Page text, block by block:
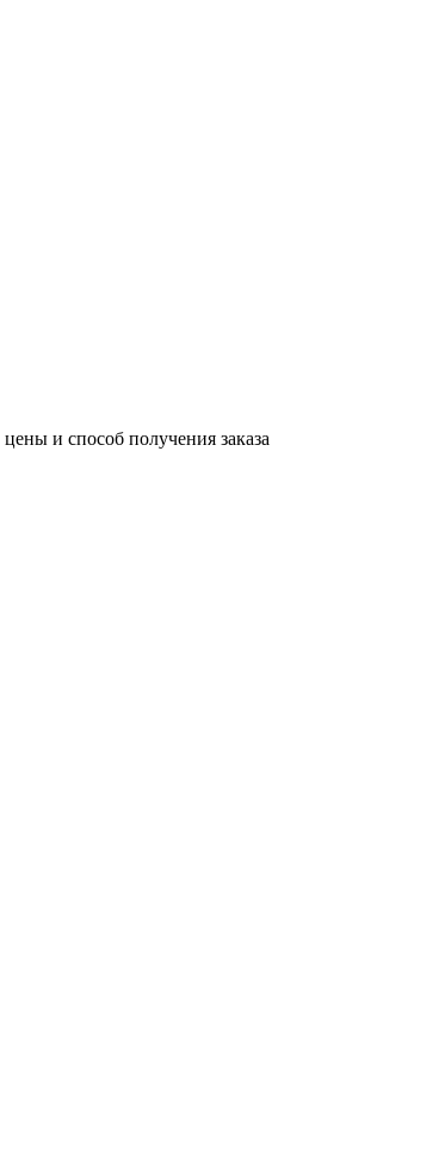
и способ получения заказа